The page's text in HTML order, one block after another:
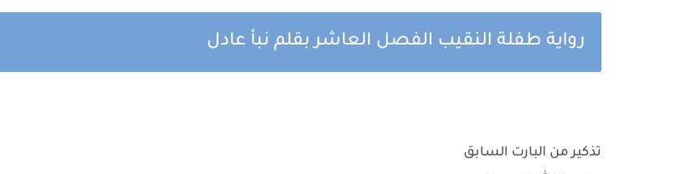
رواية طفلة النقيب الفصل العاشر بقلم نبأ عادل
تذكير من البارت السابق